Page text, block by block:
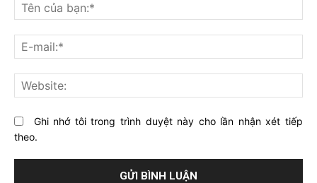
nghĩ
gì
về
bài
viết
này?
Ghi nhớ tôi trong trình duyệt này cho lần nhận xét tiếp
theo.